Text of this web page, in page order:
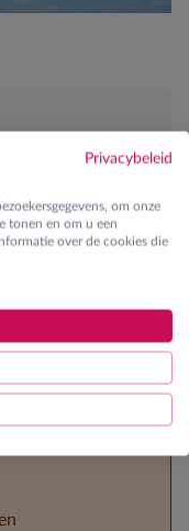
Privacybeleid
om onze
tonen en om u een
over de cookies die